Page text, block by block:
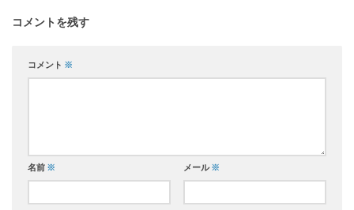
コメントを残す
コメント ※
名前 ※ メール※